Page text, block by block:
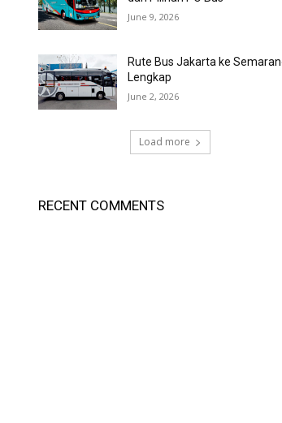
June 9, 2026
Rute Bus Jakarta ke
Lengkap
June 2, 2026
Load more
RECENT COMMENTS